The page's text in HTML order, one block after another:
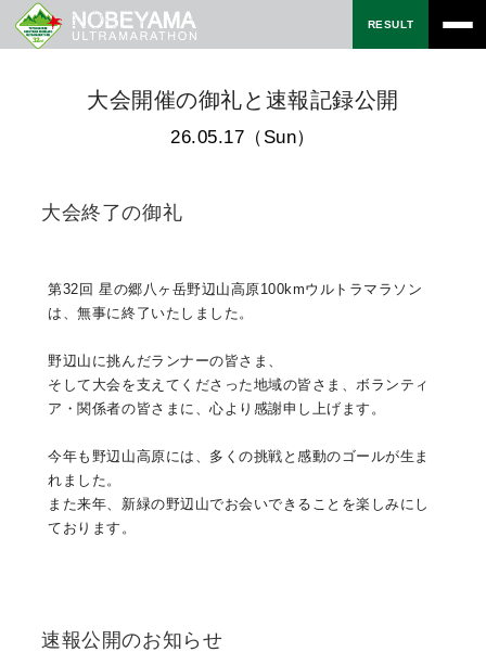
RESULT
大会開催の御礼と速報記録公開
26.05.17（Sun）
大会終了の御礼
第32回 星の郷八ヶ岳野辺山高原100kmウルトラマラソン
は、無事に終了いたしました。
野辺山に挑んだランナーの皆さま、
そして大会を支えてくださった地域の皆さま、ボランティ
ア・関係者の皆さまに、心より感謝申し上げます。
今年も野辺山高原には、多くの挑戦と感動のゴールが生ま
れました。
また来年、新緑の野辺山でお会いできることを楽しみにし
ております。
速報公開のお知らせ